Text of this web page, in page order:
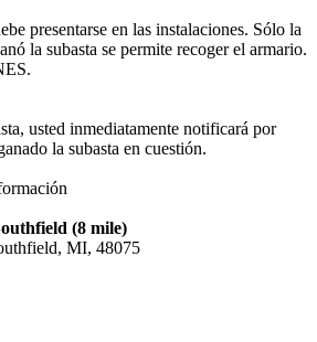
presentarse en las instalaciones. Sólo la
la subasta se permite recoger el armario.
usted inmediatamente notificará por
la subasta en cuestión.
(8 mile)
MI, 48075